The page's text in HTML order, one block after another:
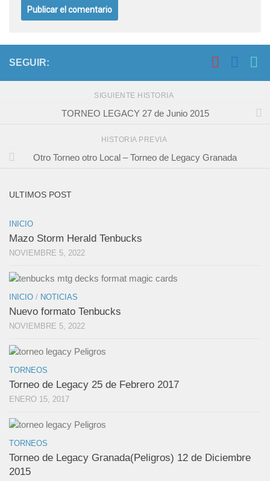
SEGUIR:
SIGUIENTE HISTORIA
TORNEO LEGACY 27 de Junio 2015
HISTORIA PREVIA
Otro Torneo otro Local – Torneo de Legacy Granada
ULTIMOS POST
INICIO
Mazo Storm Herald Tenbucks
NOVIEMBRE 5, 2022
INICIO / NOTICIAS
Nuevo formato Tenbucks
NOVIEMBRE 5, 2022
TORNEOS
Torneo de Legacy 25 de Febrero 2017
ENERO 15, 2017
TORNEOS
Torneo de Legacy Granada(Peligros) 12 de Diciembre
2015